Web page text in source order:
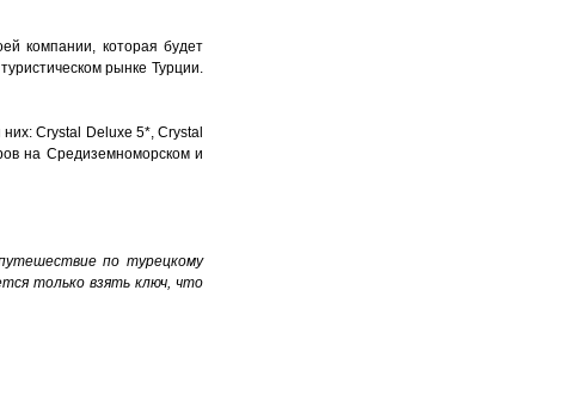
компании, которая будет
рынке Турции.
Crystal Deluxe 5*, Crystal
на Средиземноморском и
по турецкому
только взять ключ, что